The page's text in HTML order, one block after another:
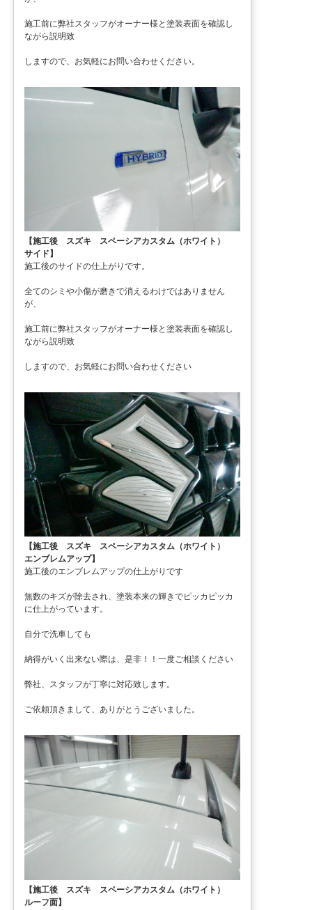
施工前に弊社スタッフがオーナー様と塗装表面を確認し
ながら説明致
しますので、お気軽にお問い合わせください。
【施工後 スズキ スペーシアカスタム（ホワイト）
サイド】
施工後のサイドの仕上がりです。
全てのシミや小傷が磨きで消えるわけではありません
が、
施工前に弊社スタッフがオーナー様と塗装表面を確認し
ながら説明致
しますので、お気軽にお問い合わせください
【施工後 スズキ スペーシアカスタム（ホワイト）
エンブレムアップ】
施工後のエンブレムアップの仕上がりです
無数のキズが除去され、塗装本来の輝きでピッカピッカ
に仕上がっています。
自分で洗車しても
納得がいく出来ない際は、是非！！一度ご相談ください
弊社、スタッフが丁寧に対応致します。
ご依頼頂きまして、ありがとうございました。
【施工後 スズキ スペーシアカスタム（ホワイト）
ルーフ面】